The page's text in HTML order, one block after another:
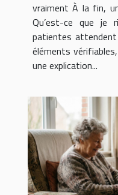
vraiment À la fin,
Qu’est-ce que je
patientes
éléments
une explication...